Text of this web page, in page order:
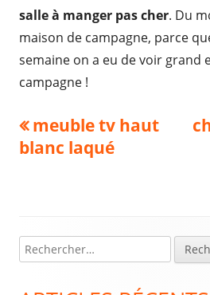
salle à manger pas cher. Du
maison de campagne, parce
semaine on a eu de voir grand
campagne !
Navigation
de
Previous
article:
meuble tv haut
blanc laqué
Colonne
latérale
e